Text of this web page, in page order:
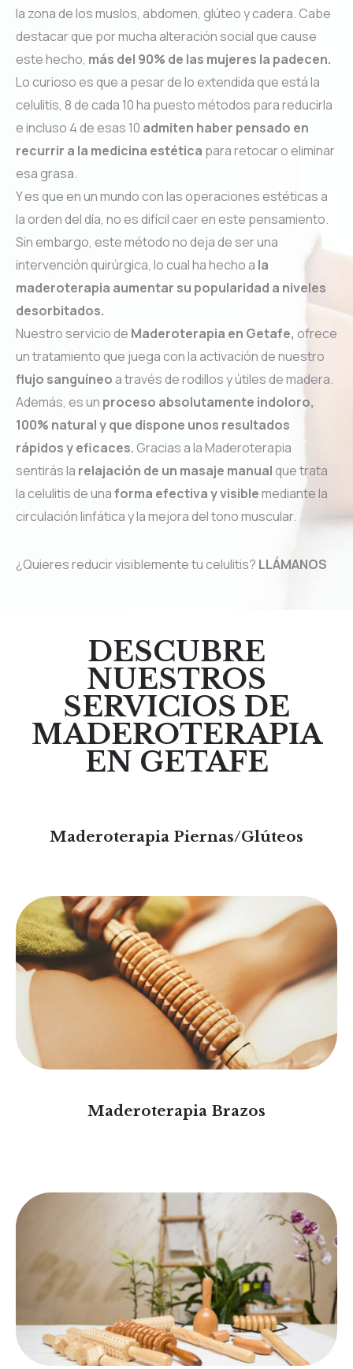
la zona de los muslos, abdomen, glúteo y cadera. Cabe
destacar que por mucha alteración social que cause
este hecho, más del 90% de las mujeres la padecen.
Lo curioso es que a pesar de lo extendida que está la
celulitis, 8 de cada 10 ha puesto métodos para reducirla
e incluso 4 de esas 10 admiten haber pensado en
recurrir a la medicina estética para retocar o eliminar
esa grasa.
Y es que en un mundo con las operaciones estéticas a
la orden del día, no es difícil caer en este pensamiento.
Sin embargo, este método no deja de ser una
intervención quirúrgica, lo cual ha hecho a la
maderoterapia aumentar su popularidad a niveles
desorbitados.
Nuestro servicio de Maderoterapia en Getafe, ofrece
un tratamiento que juega con la activación de nuestro
flujo sanguíneo a través de rodillos y útiles de madera.
Además, es un proceso absolutamente indoloro,
100% natural y que dispone unos resultados
rápidos y eficaces. Gracias a la Maderoterapia
sentirás la relajación de un masaje manualque trata
la celulitis de unaforma efectiva y visiblemediante la
circulación linfática y la mejora del tono muscular.
¿Quieres reducir visiblemente tu celulitis? LLÁMANOS
DESCUBRE
NUESTROS
SERVICIOS DE
MADEROTERAPIA
EN GETAFE
Maderoterapia Piernas/Glúteos
Maderoterapia Brazos